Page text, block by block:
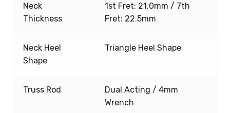
Neck
Thickness
1st Fret: 21.0mm / 7th
Fret: 22.5mm
Neck Heel
Shape
Triangle Heel Shape
Truss Rod
Dual Acting / 4mm
Wrench